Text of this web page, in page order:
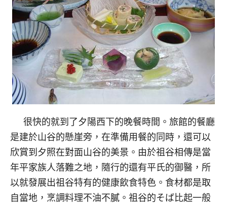
很快的就到了夕陽西下的晚餐時間。旅館的餐廳
是建於山谷的懸崖旁，在準備用餐的同時，還可以
欣賞到夕照在對面山谷的美景。由於祖谷相傳是當
年平家族人落難之地，隨行的還有平氏的御醫，所
以就發展出祖谷特有的健康飲食特色。食材都是取
自當地，烹調料理不油不膩。祖谷的そば比起一般